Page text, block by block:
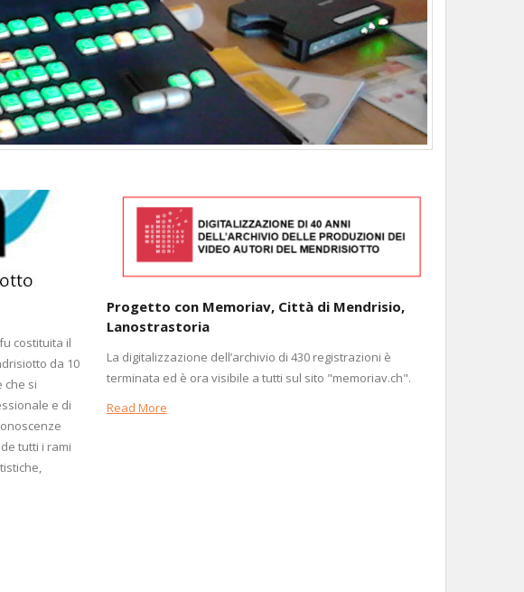
costituita il
da 10
che si
e di
tutti i rami
Progetto con Memoriav, Città di Mendrisio,
Lanostrastoria
La digitalizzazione dell’archivio di 430 registrazioni è
terminata ed è ora visibile a tutti sul sito "memoriav.ch".
Read More